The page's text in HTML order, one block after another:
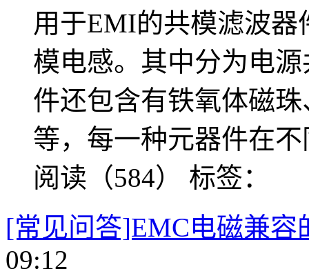
用于EMI的共模滤波
模电感。其中分为电
件还包含有铁氧体磁
等，每一种元器件在
阅读（584） 标签：
[常见问答]EMC电磁兼容
09:12